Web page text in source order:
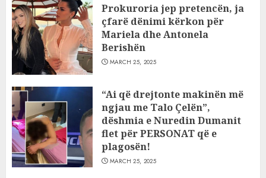
Prokuroria jep pretencën, ja
çfarë dënimi kërkon për
Mariela dhe Antonela
Berishën
MARCH 25, 2025
“Ai që drejtonte makinën më
ngjau me Talo Çelën”,
dëshmia e Nuredin Dumanit
flet për PERSONAT që e
plagosën!
MARCH 25, 2025